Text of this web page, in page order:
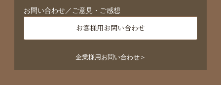
お問い合わせ／ご意見・ご感想
お客様用お問い合わせ
企業様用お問い合わせ＞